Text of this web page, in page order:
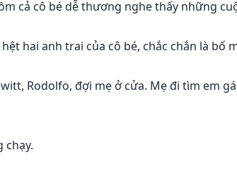
cả cô bé dễ thương nghe thấy những
hai anh trai của cô bé, chắc chắn là bố
Rodolfo, đợi mẹ ở cửa. Mẹ đi tìm em
chạy.